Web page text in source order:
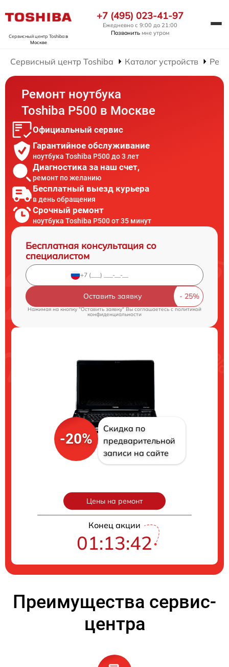
Сервисный центр Toshibaв
Москве
+7 (495) 023-41-97
Ежедневно с 9:00 до 21:00
Позвонить мне утром
Сервисный центр Toshiba Каталог устройств
Ремонт ноутбука
Toshiba P500 в Москве
Официальный сервис
Гарантийное обслуживание
ноутбука Toshiba P500 до 3 лет
Диагностика за наш счет,
ремонт по желанию
Бесплатный выезд курьера
в день обращения
Срочный ремонт
ноутбука Toshiba P500 от 35 минут
Бесплатная консультация со
специалистом
Оставить заявку
Нажимая на кнопку "Оставить заявку" Вы соглашаетесь cполитикой
конфиденциальности
-20%
Скидка по
предварительной
записи на сайте
Цены на ремонт
Конец акции
01:13:41
Преимущества сервис-
центра